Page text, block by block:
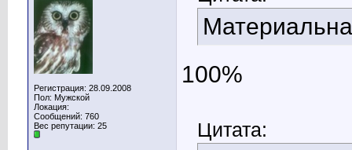
Регистрация: 28.09.2008
Пол: Мужской
Локация:
Сообщений: 760
Вес репутации: 25
100%
Цитата: